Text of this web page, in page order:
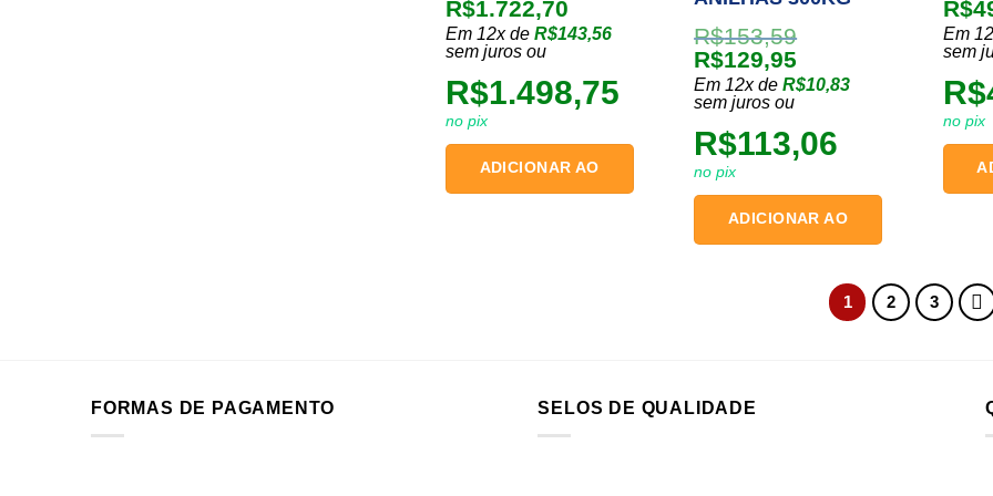
O
preço
original
era:
R$1.897,40.
R$1.722,70O
preço
é:
R$1.722,70.
Em 12x de R$143,56
sem juros ou
R$1.498,75
no pix
ADICIONAR AO
R$153,59
O
preço
original
era:
R$153,59.
R$129,95
preço
é:
R$129,95.
Em 12x deR$10,83
sem juros ou
R$113,06
no pix
ADICIONAR AO
O
era:
R$
Em
sem
R$
no pix
1 2 3
FORMAS DE PAGAMENTO SELOS DE QUALIDADE